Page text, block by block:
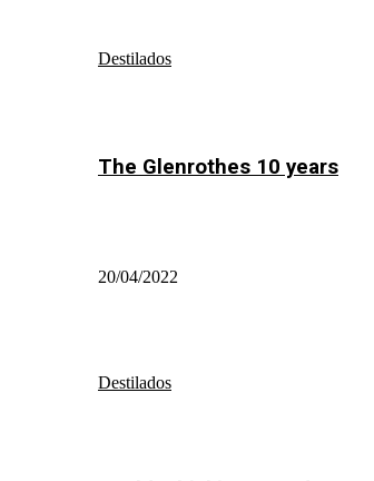
Destilados
The Glenrothes 10 years
20/04/2022
Destilados